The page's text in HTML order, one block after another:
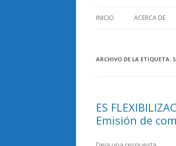
INICIO ACERCA DE
ARCHIVO DE LA ETIQUETA:
ES
Emisión de